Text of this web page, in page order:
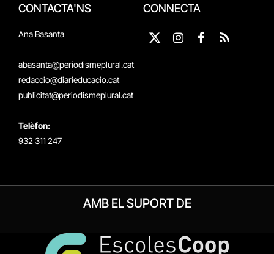
CONTACTA'NS
Ana Basanta
abasanta@periodismeplural.cat
redaccio@diarieducacio.cat
publicitat@periodismeplural.cat
Telèfon:
932 311 247
CONNECTA
X
Instagram
Facebook
RSS
AMB EL SUPORT DE